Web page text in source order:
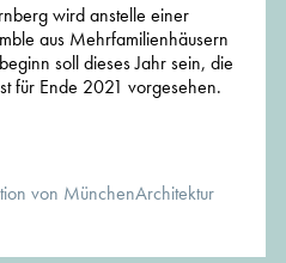
wird anstelle einer
aus Mehrfamilienhäusern
soll dieses Jahr sein, die
für Ende 2021 vorgesehen.
von MünchenArchitektur